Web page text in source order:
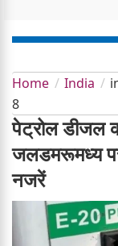
Home India
8
पेट्रोल डीजल
जलडमरूमध्य
नजरें